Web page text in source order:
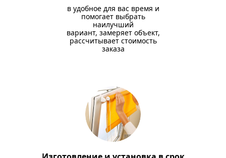
в удобное для вас время и
помогает выбрать
наилучший
вариант, замеряет объект,
рассчитывает стоимость
заказа